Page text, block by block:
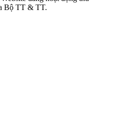
Bộ TT & TT.